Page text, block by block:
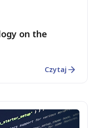
on the
Czytaj